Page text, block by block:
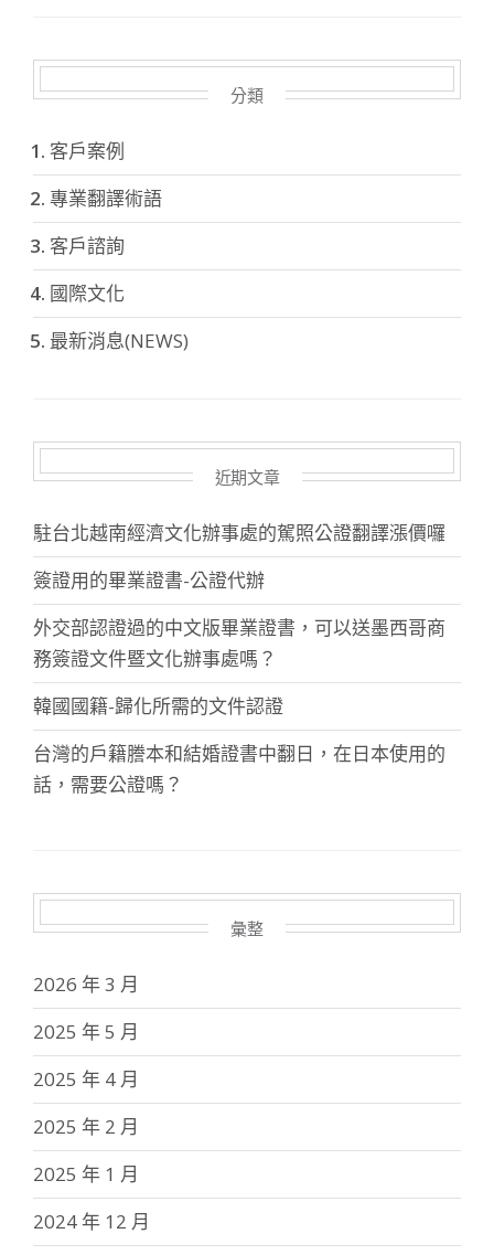
分類
客戶案例
專業翻譯術語
客戶諮詢
國際文化
最新消息(NEWS)
近期文章
駐台北越南經濟文化辦事處的駕照公證翻譯漲價囉
簽證用的畢業證書-公證代辦
外交部認證過的中文版畢業證書，可以送墨西哥商
務簽證文件暨文化辦事處嗎？
韓國國籍-歸化所需的文件認證
台灣的戶籍謄本和結婚證書中翻日，在日本使用的
話，需要公證嗎？
彙整
2026 年 3 月
2025 年 5 月
2025 年 4 月
2025 年 2 月
2025 年 1 月
2024 年 12 月